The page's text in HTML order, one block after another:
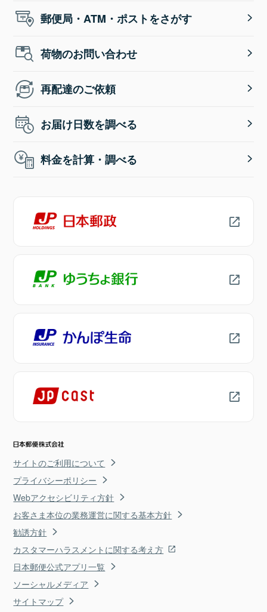
郵便局・ATM・ポストをさがす
荷物のお問い合わせ
再配達のご依頼
お届け日数を調べる
料金を計算・調べる
サイトのご利用について
プライバシーポリシー
Webアクセシビリティ方針
お客さま本位の業務運営に関する基本方針
勧誘方針
カスタマーハラスメントに関する考え方
日本郵便公式アプリ一覧
ソーシャルメディア
サイトマップ